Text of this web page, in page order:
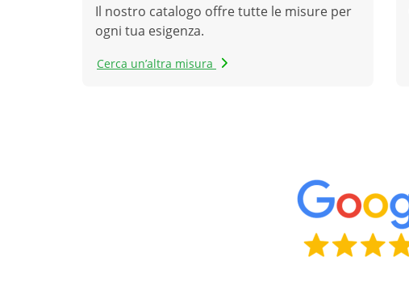
Il nostro catalogo offre tutte le misure per
ogni tua esigenza.
Cerca un’altra misura